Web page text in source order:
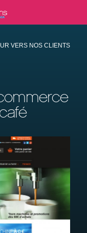
VERS NOS CLIENTS